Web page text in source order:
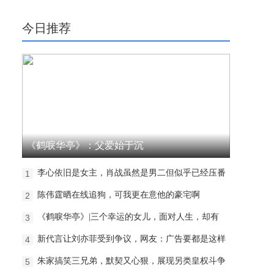
今日推荐
《鹤唳华亭》：父爱始于沉
1 李心依旧是女主，肖战虽然是男二但似乎已经压番
2 陈伟霆晒在线追狗，可我更在意他的豪宅啊
3 《鹤唳华亭》|三个幸运的女儿，面对人生，却有
4 新代言让刘亦菲受到争议，网友：广告要都是这样
5 朱家搞笑三兄弟，默契又心狠，展现另类皇权斗争